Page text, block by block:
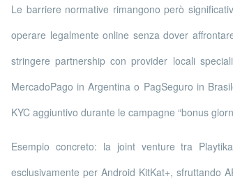
Le barriere normative rimangono però
operare legalmente online senza dover
stringere partnership con provider locali
MercadoPago in Argentina o PagSeguro in
KYC aggiuntivo durante le campagne “bonus
Esempio concreto: la joint venture tra
esclusivamente per Android KitKat+, sfruttando